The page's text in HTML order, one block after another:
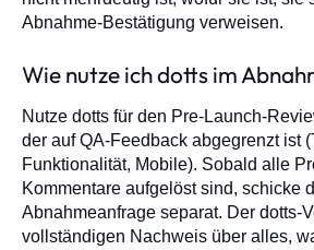
Abnahme-Bestätigung verweisen.
Wie nutze ich dotts im
Nutze dotts für den Pre-Launch-
der auf QA-Feedback abgegrenzt ist
Funktionalität, Mobile). Sobald alle
Kommentare aufgelöst sind, schicke
Abnahmeanfrage separat. Der dotts-
vollständigen Nachweis über alles,